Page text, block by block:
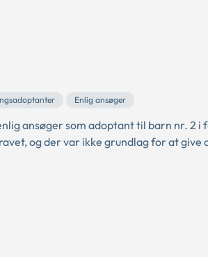
Enlig ansøger
ansøger som adoptant til barn nr. 2 i
og der var ikke grundlag for at give